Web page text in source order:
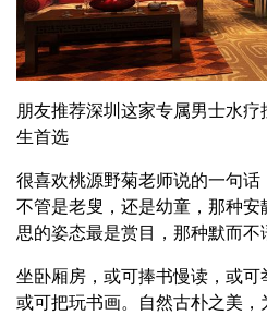
朋友推荐深圳这家专属男士水
生首选
很喜欢桃源野菊老师说的一句话
不管是老叟，还是幼童，那种
思的姿态最是赏目，那种默而不
坐卧厢房，或可捧书慢读，或可
或可把玩书画。自然古朴之美，